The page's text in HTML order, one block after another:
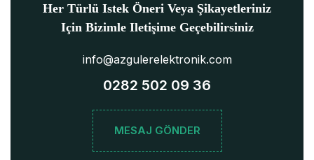
Her Türlü Istek Öneri Veya Şikayetleriniz
Için Bizimle Iletişime Geçebilirsiniz
info@azgulerelektronik.com
0282 502 09 36
MESAJ GÖNDER